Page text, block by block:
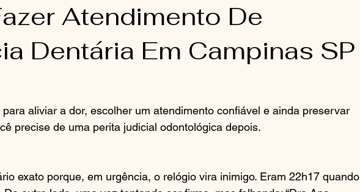
Atendimento De
Dentária Em Campinas SP
aliviar a dor, escolher um atendimento confiável e ainda preservar
precise de uma perita judicial odontológica depois.
exato porque, em urgência, o relógio vira inimigo. Eram 22h17 quando